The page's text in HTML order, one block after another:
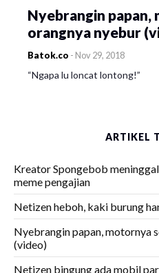
Nyebrangin papan,
orangnya nyebur
Batok.co - Nov 29, 2018
“Ngapa lu loncat lontong!”
ARTIKEL
Kreator Spongebob
meme pengajian
Netizen heboh, kaki burung
Nyebrangin papan, motornya
(video)
Netizen bingung ada mobil